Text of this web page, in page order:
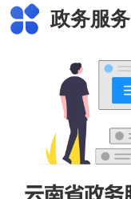
政务服务